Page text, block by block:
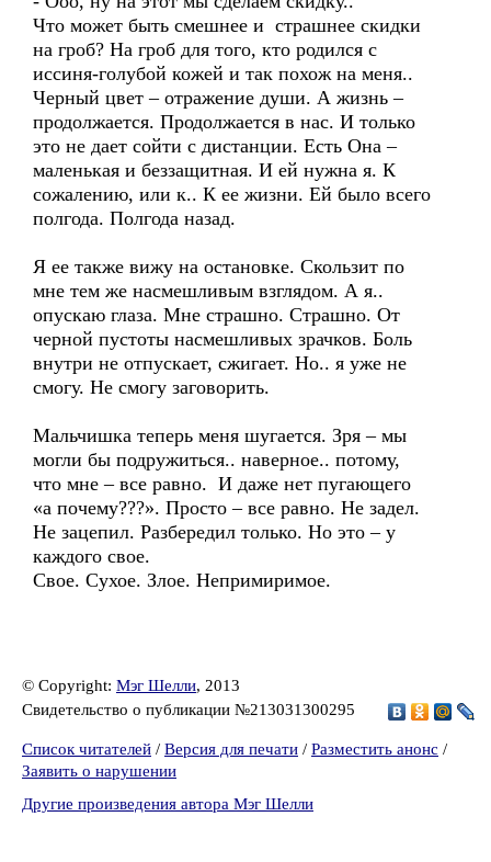
Что может быть смешнее и страшнее скидки
на гроб? На гроб для того, кто родился с
иссиня-голубой кожей и так похож на меня..
Черный цвет – отражение души. А жизнь –
продолжается. Продолжается в нас. И только
это не дает сойти с дистанции. Есть Она –
маленькая и беззащитная. И ей нужна я. К
сожалению, или к.. К ее жизни. Ей было всего
полгода. Полгода назад.
Я ее также вижу на остановке. Скользит по
мне тем же насмешливым взглядом. А я..
опускаю глаза. Мне страшно. Страшно. От
черной пустоты насмешливых зрачков. Боль
внутри не отпускает, сжигает. Но.. я уже не
смогу. Не смогу заговорить.
Мальчишка теперь меня шугается. Зря – мы
могли бы подружиться.. наверное.. потому,
что мне – все равно. И даже нет пугающего
«а почему???». Просто – все равно. Не задел.
Не зацепил. Разбередил только. Но это – у
каждого свое.
Свое. Сухое. Злое. Непримиримое.
© Copyright: Мэг Шелли, 2013
Свидетельство о публикации №213031300295
Список читателей / Версия для печати / Разместить анонс /
Заявить о нарушении
Другие произведения автора Мэг Шелли